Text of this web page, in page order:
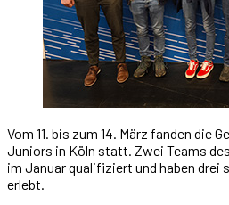
Vom 11. bis zum 14. März fanden die
Juniors in Köln statt. Zwei Teams
im Januar qualifiziert und haben
erlebt.